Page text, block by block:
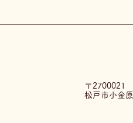
〒2700021
松戸市小金原